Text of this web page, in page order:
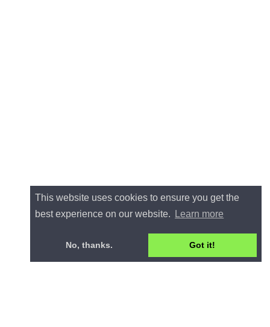
This website uses cookies to ensure you get the
best experience on our website.
Learn more
No, thanks. Got it!